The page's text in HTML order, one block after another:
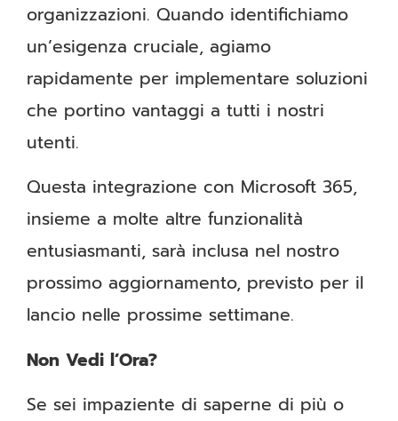
organizzazioni. Quando identifichiamo
un’esigenza cruciale, agiamo
rapidamente per implementare soluzioni
che portino vantaggi a tutti i nostri
utenti.
Questa integrazione con Microsoft 365,
insieme a molte altre funzionalità
entusiasmanti, sarà inclusa nel nostro
prossimo aggiornamento, previsto per il
lancio nelle prossime settimane.
Non Vedi l’Ora?
Se sei impaziente di saperne di più o